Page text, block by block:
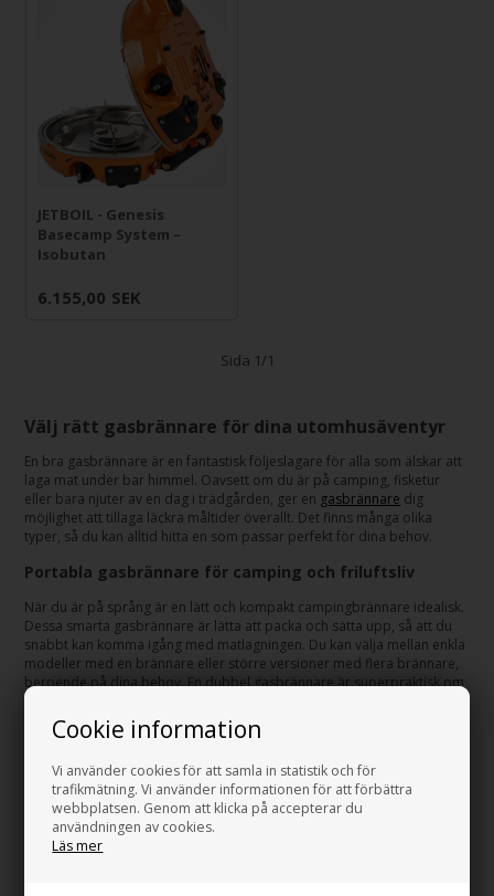
Cookie information
Vi använder cookies för att samla in statistik och för
trafikmätning. Vi använder informationen för att förbättra
webbplatsen. Genom att klicka på accepterar du
användningen av cookies.
Läs mer
JETBOIL - Genesis
Basecamp System –
Isobutan
6.155,00 SEK
Sida 1/1
Välj rätt gasbrännare för dina utomhusäventyr
En bra gasbrännare är en fantastisk följeslagare för alla som älskar att
laga mat under bar himmel. Oavsett om du är på camping, fisketur
eller bara njuter av en dag i trädgården, ger en gasbrännare dig
möjlighet att tillaga läckra måltider överallt. Det finns många olika
typer, så du kan alltid hitta en som passar perfekt för dina behov.
Portabla gasbrännare för camping och friluftsliv
När du är på språng är en lätt och kompakt campingbrännare idealisk.
Dessa smarta gasbrännare är lätta att packa och sätta upp, så att du
snabbt kan komma igång med matlagningen. Du kan välja mellan enkla
modeller med en brännare eller större versioner med flera brännare,
beroende på dina behov. En dubbel gasbrännare är superpraktisk om
du vill laga flera rätter samtidigt eller laga mat åt en större grupp. De
flesta campingbrännare har justerbara brännare, så du enkelt kan
styra värmen och få maten tillagad precis som du vill ha den.
Inomhus gasbrännare för hemmet
Gasbrännare är inte bara för utomhusbruk. De kan också vara riktigt
praktiska inomhus, speciellt om strömmen går, eller om du bara vill ha
en extra platta. Men kom alltid ihåg att välja en gasbrännare som är